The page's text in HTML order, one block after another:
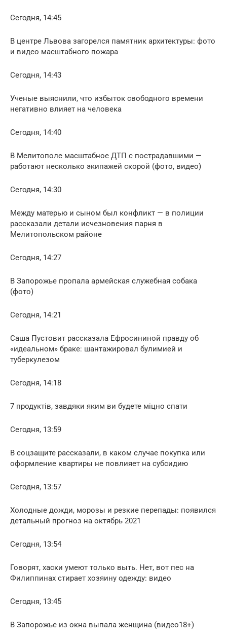
Сегодня, 14:45
В центре Львова загорелся памятник архитектуры: фото
и видео масштабного пожара
Сегодня, 14:43
Ученые выяснили, что избыток свободного времени
негативно влияет на человека
Сегодня, 14:40
В Мелитополе масштабное ДТП с пострадавшими —
работают несколько экипажей скорой (фото, видео)
Сегодня, 14:30
Между матерью и сыном был конфликт — в полиции
рассказали детали исчезновения парня в
Мелитопольском районе
Сегодня, 14:27
В Запорожье пропала армейская служебная собака
(фото)
Сегодня, 14:21
Саша Пустовит рассказала Ефросининой правду об
«идеальном» браке: шантажировал булимией и
туберкулезом
Сегодня, 14:18
7 продуктів, завдяки яким ви будете міцно спати
Сегодня, 13:59
В соцзащите рассказали, в каком случае покупка или
оформление квартиры не повлияет на субсидию
Сегодня, 13:57
Холодные дожди, морозы и резкие перепады: появился
детальный прогноз на октябрь 2021
Сегодня, 13:54
Говорят, хаски умеют только выть. Нет, вот пес на
Филиппинах стирает хозяину одежду: видео
Сегодня, 13:45
В Запорожье из окна выпала женщина (видео18+)